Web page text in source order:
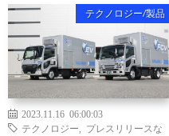
テクノロジー/製品
2023.11.16 06:00:03
テクノロジー
プレスリリースな